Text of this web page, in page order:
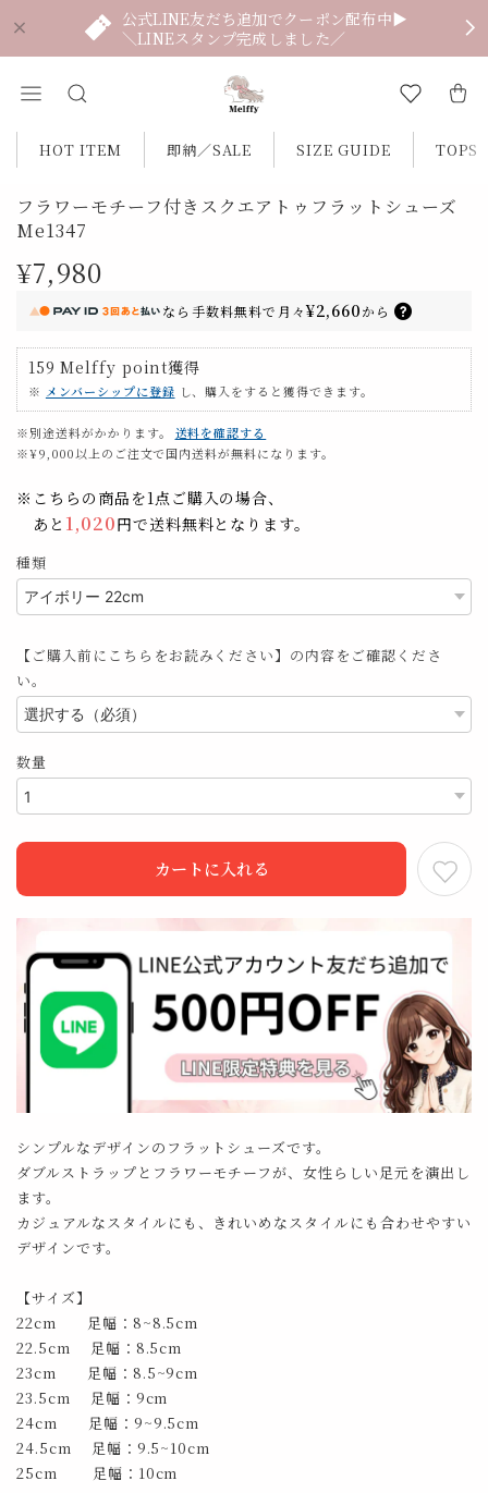
公式LINE友だち追加でクーポン配布中▶
＼LINEスタンプ完成しました／
HOT ITEM 即納／SALE SIZE GUIDE TOPS
フラワーモチーフ付きスクエアトゥフラットシューズ
Me1347
¥7,980
なら 手数料無料で 月々¥2,660から
159 Melffy point獲得
※ メンバーシップに登録 し、購入をすると獲得できます。
※別途送料がかかります。
送料を確認する
※¥9,000以上のご注文で国内送料が無料になります。
※こちらの商品を1点ご購入の場合、
あと 1,020円で送料無料となります。
種類
【ご購入前にこちらをお読みください】の内容をご確認くださ
い。
数量
カートに入れる
シンプルなデザインのフラットシューズです。
ダブルストラップとフラワーモチーフが、女性らしい足元を演出し
ます。
カジュアルなスタイルにも、きれいめなスタイルにも合わせやすい
デザインです。
【サイズ】
22cm 足幅：8~8.5cm
22.5cm 足幅：8.5cm
23cm 足幅：8.5~9cm
23.5cm 足幅：9cm
24cm 足幅：9~9.5cm
24.5cm 足幅：9.5~10cm
25cm 足幅：10cm